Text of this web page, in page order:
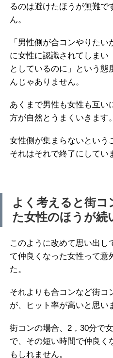
るのは避けたほうが無難で
ん。
「男性側が合コンやりた
に女性に認識されてしまい
としているのに」という態
んじゃありません。
あくまで男性も女性も互い
方が自然とうまくいきます。
女性側が集まらないという
それはそれで終了にしてい
よく考えると街コ
た女性のほうが続
このように改めて思い出し
て仲良くなった女性って意
た。
それよりも合コンなど街コ
が、ヒット率が高いと思い
街コンの場合、2，30分で
で、その短い時間で仲良く
もしれません。